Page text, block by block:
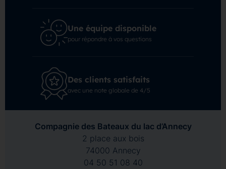
Une équipe disponible
pour répondre à vos questions
Des clients satisfaits
avec une note globale de 4/5
Compagnie des Bateaux du lac d’Annecy
2 place aux bois
74000 Annecy
04 50 51 08 40